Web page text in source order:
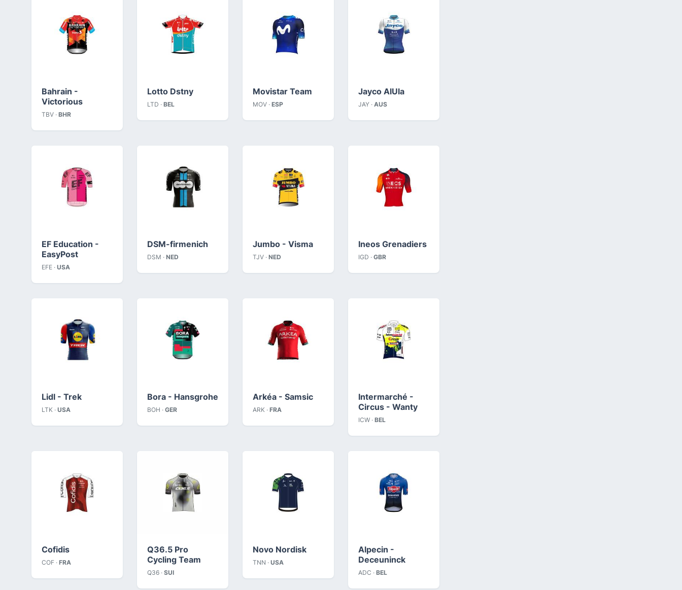
Bahrain -
Victorious
TBV · BHR
Lotto Dstny
LTD · BEL
Movistar Team
MOV · ESP
Jayco AlUla
JAY · AUS
EF Education -
EasyPost
EFE · USA
DSM-firmenich
DSM · NED
Jumbo - Visma
TJV · NED
Ineos Grenadiers
IGD · GBR
Lidl - Trek
LTK · USA
Bora - Hansgrohe
BOH · GER
Arkéa - Samsic
ARK · FRA
Intermarché -
Circus - Wanty
ICW · BEL
Cofidis
COF · FRA
Q36.5 Pro
Cycling Team
Q36 · SUI
Novo Nordisk
TNN · USA
Alpecin -
Deceuninck
ADC · BEL